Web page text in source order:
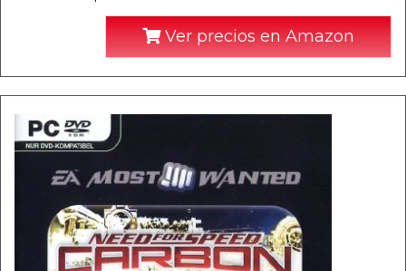
Ver precios en Amazon